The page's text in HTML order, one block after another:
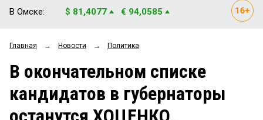
ОБЩЕСТВО
ЗАКОН
НОВОСТИ КОМПАНИЙ
Рейтинги
Блоги
В Омске: $ 81,4077 € 94,0585
Главная → Новости → Политика
В окончательном списке
кандидатов в губернаторы